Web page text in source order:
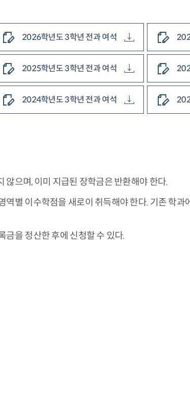
2026학년도 3학년 전과 여석
2025학년도 3학년 전과 여석
2024학년도 3학년 전과 여석
않으며, 이미 지급된 장학금은 반환해야 한다.
역별 이수학점을 새로이 취득해야 한다. 기존 학
금을 정산한 후에 신청할 수 있다.